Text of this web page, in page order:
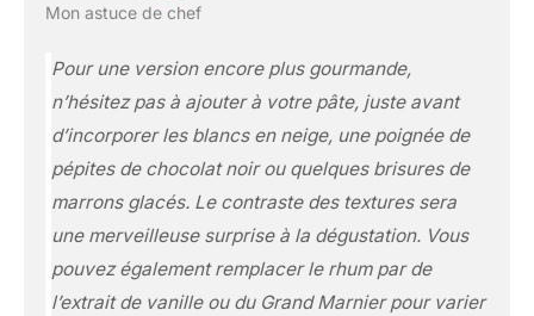
Mon astuce de chef
Pour une version encore plus gourmande,
n’hésitez pas à ajouter à votre pâte, juste avant
d’incorporer les blancs en neige, une poignée de
pépites de chocolat noir ou quelques brisures de
marrons glacés. Le contraste des textures sera
une merveilleuse surprise à la dégustation. Vous
pouvez également remplacer le rhum par de
l’extrait de vanille ou du Grand Marnier pour varier